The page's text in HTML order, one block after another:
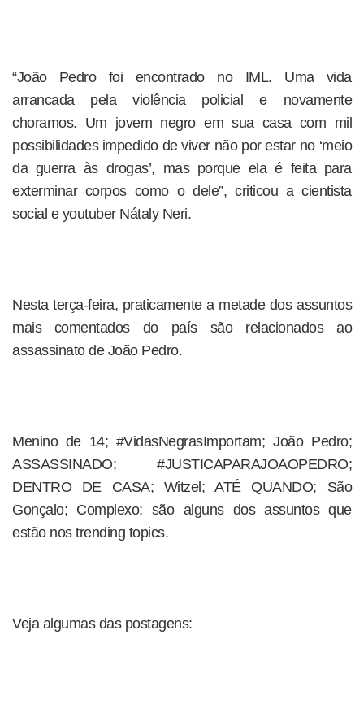
“João Pedro foi encontrado no IML. Uma vida
arrancada pela violência policial e novamente
choramos. Um jovem negro em sua casa com mil
possibilidades impedido de viver não por estar no ‘meio
da guerra às drogas’, mas porque ela é feita para
exterminar corpos como o dele”, criticou a cientista
social e youtuber Nátaly Neri.
Nesta terça-feira, praticamente a metade dos assuntos
mais comentados do país são relacionados ao
assassinato de João Pedro.
Menino de 14; #VidasNegrasImportam; João Pedro;
ASSASSINADO; #JUSTICAPARAJOAOPEDRO;
DENTRO DE CASA; Witzel; ATÉ QUANDO; São
Gonçalo; Complexo; são alguns dos assuntos que
estão nos trending topics.
Veja algumas das postagens: